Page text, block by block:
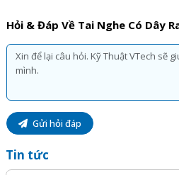
sản phẩm, dịch vụ tại Kỹ Thuật
Hỏi & Đáp Về Tai Nghe Có Dây
Gửi hỏi đáp
Tin tức